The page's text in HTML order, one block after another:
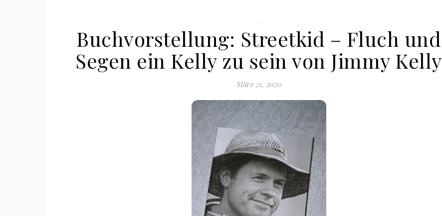
.
Buchvorstellung: Streetkid – Fluch und
Segen ein Kelly zu sein von Jimmy Kelly
März 21, 2020